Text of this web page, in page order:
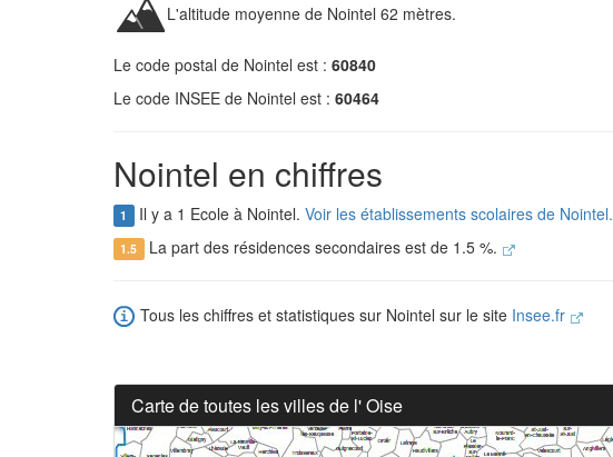
L'altitude moyenne de Nointel 62 mètres.
Le code postal de Nointel est : 60840
Le code INSEE de Nointel est : 60464
Nointel en chiffres
1 Il y a 1 Ecole à Nointel. Voir les établissements scolaires de Nointel.
1.5 La part des résidences secondaires est de 1.5 %.
Tous les chiffres et statistiques sur Nointel sur le site Insee.fr
Carte de toutes les villes de l' Oise